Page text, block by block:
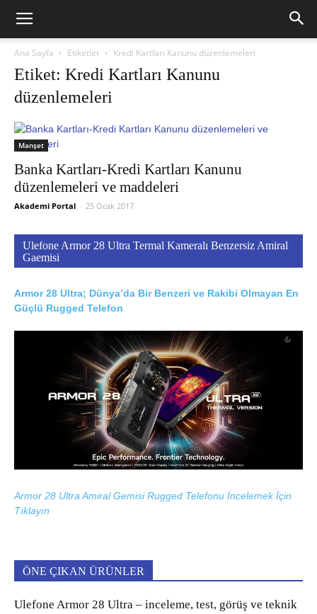
Ana Sayfa Etiketler Kredi Kartları Kanunu düzenlemeleri
Etiket: Kredi Kartları Kanunu
düzenlemeleri
Manşet
Banka Kartları-Kredi Kartları Kanunu
düzenlemeleri ve maddeleri
Akademi Portal - 25 Ocak 2017
Ulefone Armor 28 Ultra Termal Kameralı Benzersiz Amiral
Gaemisi
Armor 28 Ultra; Dünya’da Bir Benzeri ve Rakibi Olmayan En
Güçlü Rugged Telefon
Armor 28 Ultra Amiral Gemisi Rugged Telefonu İncelemek İçin
Tıklayın
ÖNE ÇIKAN ÜRÜNLER
Ulefone Armor 28 Ultra – inceleme, test, görüş ve teknik